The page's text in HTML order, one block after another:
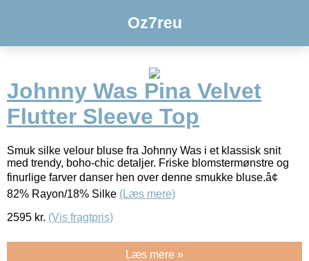
Oz7reu
Johnny Was Pina Velvet
Flutter Sleeve Top
Smuk silke velour bluse fra Johnny Was i et klassisk snit
med trendy, boho-chic detaljer. Friske blomstermønstre og
finurlige farver danser hen over denne smukke bluse.â¢
82% Rayon/18% Silke (Læs mere)
2595 kr. (Vis fragtpris)
Læs mere »